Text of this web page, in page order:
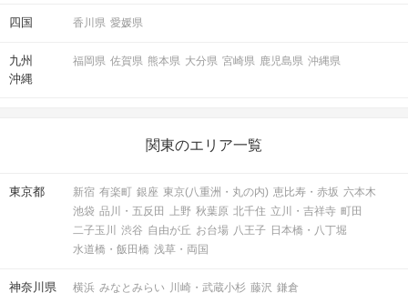
四国 香川県 愛媛県
九州
沖縄
福岡県 佐賀県 熊本県 大分県 宮崎県 鹿児島県 沖縄県
関東のエリア一覧
東京都 新宿 有楽町 銀座 東京(八重洲・丸の内) 恵比寿・赤坂 六本木
池袋 品川・五反田 上野 秋葉原 北千住 立川・吉祥寺 町田
二子玉川
渋谷 自由が丘 お台場 八王子 日本橋・八丁堀
水道橋・飯田橋 浅草・両国
神奈川県 横浜 みなとみらい 川崎・武蔵小杉 藤沢 鎌倉